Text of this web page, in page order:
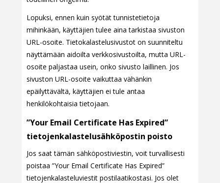
Lopuksi, ennen kuin syötät tunnistetietoja
mihinkään, käyttäjien tulee aina tarkistaa sivuston
URL-osoite. Tietokalastelusivustot on suunniteltu
näyttämään aidoilta verkkosivustoilta, mutta URL-
osoite paljastaa usein, onko sivusto laillinen. Jos
sivuston URL-osoite vaikuttaa vähänkin
epäilyttävältä, käyttäjien ei tule antaa
henkilökohtaisia tietojaan.
”Your Email Certificate Has Expired”
tietojenkalastelusähköpostin poisto
Jos saat tämän sähköpostiviestin, voit turvallisesti
poistaa ”Your Email Certificate Has Expired”
tietojenkalasteluviestit postilaatikostasi. Jos olet